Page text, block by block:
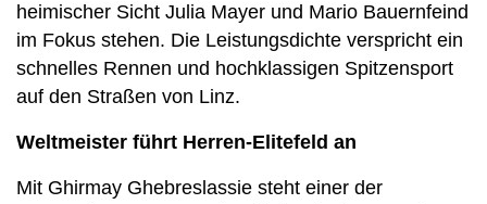
heimischer Sicht Julia Mayer und Mario Bauernfeind
im Fokus stehen. Die Leistungsdichte verspricht ein
schnelles Rennen und hochklassigen Spitzensport
auf den Straßen von Linz.
Weltmeister führt Herren-Elitefeld an
Mit Ghirmay Ghebreslassie steht einer der